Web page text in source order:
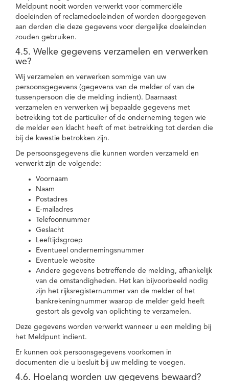
Meldpunt nooit worden verwerkt voor commerciële
doeleinden of reclamedoeleinden of worden doorgegeven
aan derden die deze gegevens voor dergelijke doeleinden
zouden gebruiken.
4.5. Welke gegevens verzamelen en verwerken
we?
Wij verzamelen en verwerken sommige van uw
persoonsgegevens (gegevens van de melder of van de
tussenpersoon die de melding indient). Daarnaast
verzamelen en verwerken wij bepaalde gegevens met
betrekking tot de particulier of de onderneming tegen wie
de melder een klacht heeft of met betrekking tot derden die
bij de kwestie betrokken zijn.
De persoonsgegevens die kunnen worden verzameld en
verwerkt zijn de volgende:
Voornaam
Naam
Postadres
E-mailadres
Telefoonnummer
Geslacht
Leeftijdsgroep
Eventueel ondernemingsnummer
Eventuele website
Andere gegevens betreffende de melding, afhankelijk
van de omstandigheden. Het kan bijvoorbeeld nodig
zijn het rijksregisternummer van de melder of het
bankrekeningnummer waarop de melder geld heeft
gestort als gevolg van oplichting te verzamelen.
Deze gegevens worden verwerkt wanneer u een melding bij
het Meldpunt indient.
Er kunnen ook persoonsgegevens voorkomen in
documenten die u besluit bij uw melding te voegen.
4.6. Hoelang worden uw gegevens bewaard?